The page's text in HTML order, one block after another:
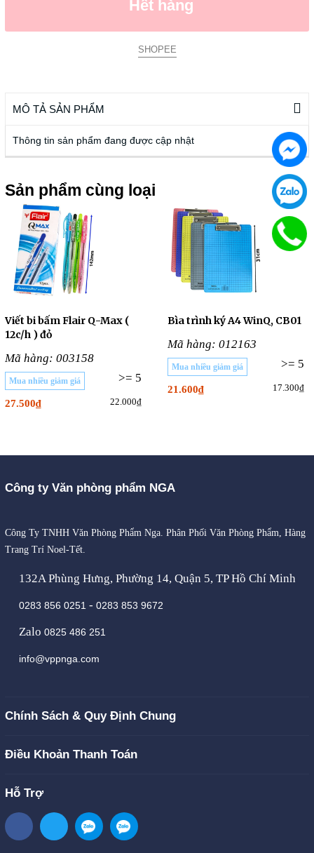
Hết hàng
SHOPEE
MÔ TẢ SẢN PHẨM
Thông tin sản phẩm đang được cập nhật
Sản phẩm cùng loại
Viết bi bấm Flair Q-Max (
12c/h ) đỏ
Mã hàng: 003158
>= 5
Mua nhiều giảm giá
27.500₫ 22.000₫
Bìa trình ký A4 WinQ, CB01
Mã hàng: 012163
>= 5
Mua nhiều giảm giá
21.600₫ 17.300₫
Công ty Văn phòng phẩm NGA
Công Ty TNHH Văn Phòng Phẩm Nga. Phân Phối Văn Phòng Phẩm, Hàng
Trang Trí Noel-Tết.
132A Phùng Hưng, Phường 14, Quận 5, TP Hồ Chí Minh
0283 856 0251 - 0283 853 9672
Zalo 0825 486 251
info@vppnga.com
Chính Sách & Quy Định Chung
Điều Khoản Thanh Toán
Hỗ Trợ